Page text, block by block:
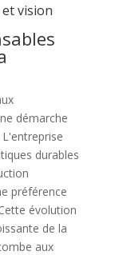
vision
démarche
durables
préférence
évolution
de la
aux